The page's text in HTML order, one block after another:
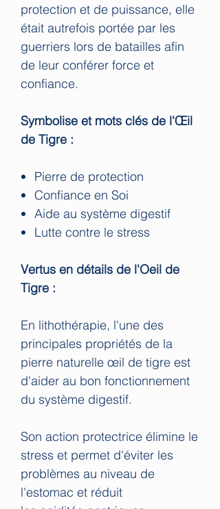
protection et de puissance, elle
était autrefois portée par les
guerriers lors de batailles afin
de leur conférer force et
confiance.
Symbolise et mots clés de l'Œil
de Tigre :
Pierre de protection
Confiance en Soi
Aide au système digestif
Lutte contre le stress
Vertus en détails de l'Oeil de
Tigre :
En lithothérapie, l'une des
principales propriétés de la
pierre naturelle œil de tigre est
d'aider au bon fonctionnement
du système digestif.
Son action protectrice élimine le
stress et permet d'éviter les
problèmes au niveau de
l'estomac et réduit